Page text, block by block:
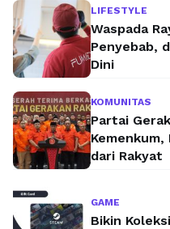
LIFESTYLE
Waspada
Penyebab,
Dini
KOMUNITAS
Partai
dari Rakyat
GAME
Bikin